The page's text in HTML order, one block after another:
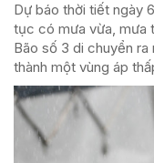
Dự báo thời tiết ngày
tục có mưa vừa, mưa
Bão số 3 di chuyển
thành một vùng áp